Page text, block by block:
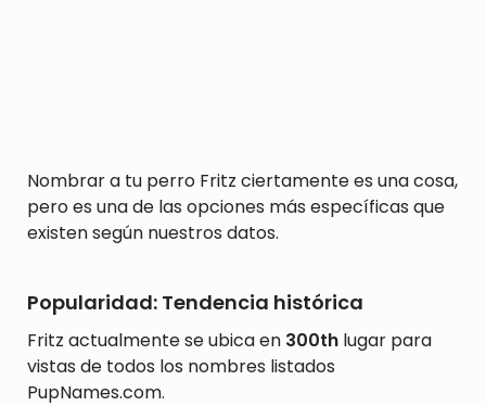
Nombrar a tu perro Fritz ciertamente es una cosa,
pero es una de las opciones más específicas que
existen según nuestros datos.
Popularidad: Tendencia histórica
Fritz actualmente se ubica en 300th lugar para
vistas de todos los nombres listados
PupNames.com.